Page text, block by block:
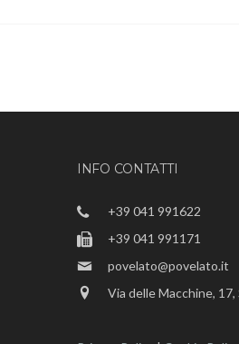
INFO CONTATTI
+39 041 991622
+39 041 991171
povelato@povelato.it
Via delle Macchine, 17,